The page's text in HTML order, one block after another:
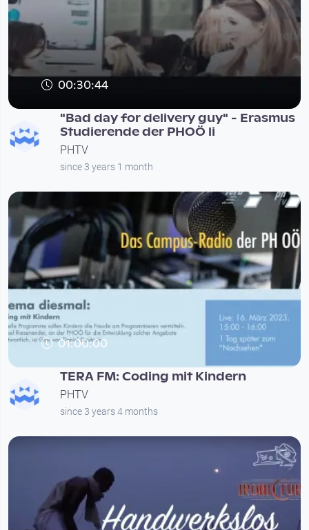
00:30:44
"Bad day for delivery guy" - Erasmus
Studierende der PHOÖ li
PHTV
since 3 years 1 month
01:00:00
TERA FM: Coding mit Kindern
PHTV
since 3 years 4 months